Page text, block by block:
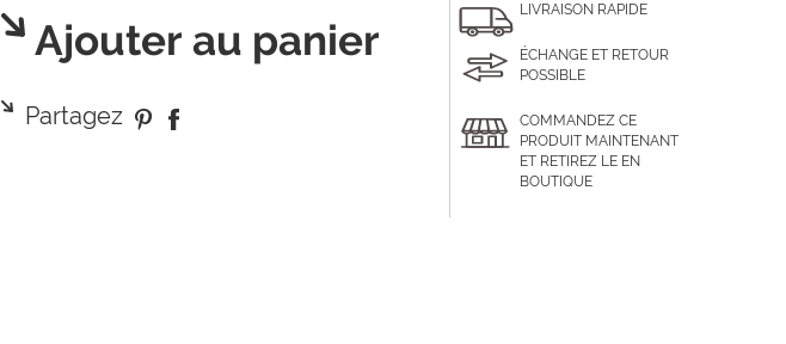
Ajouter au panier
Partagez
LIVRAISON RAPIDE
ÉCHANGE ET RETOUR
POSSIBLE
COMMANDEZ CE
PRODUIT MAINTENANT
ET RETIREZ LE EN
BOUTIQUE